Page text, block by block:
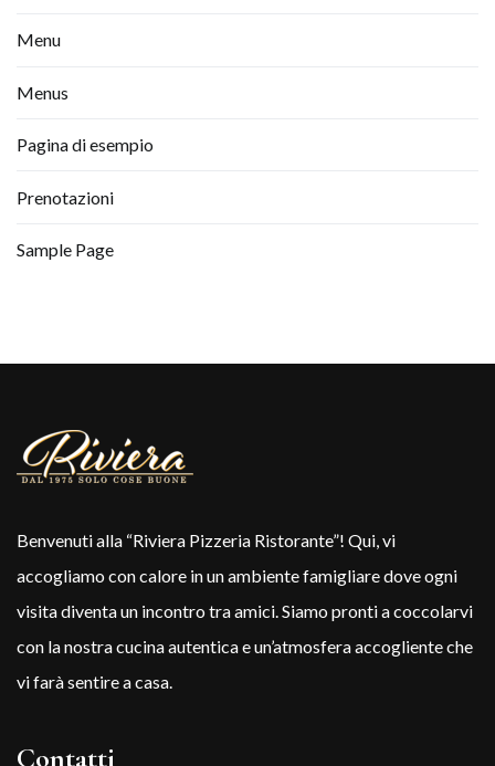
Menu
Menus
Pagina di esempio
Prenotazioni
Sample Page
Benvenuti alla “Riviera Pizzeria Ristorante”! Qui, vi
accogliamo con calore in un ambiente famigliare dove ogni
visita diventa un incontro tra amici. Siamo pronti a coccolarvi
con la nostra cucina autentica e un’atmosfera accogliente che
vi farà sentire a casa.
Contatti